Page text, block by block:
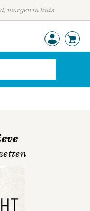
morgen in huis